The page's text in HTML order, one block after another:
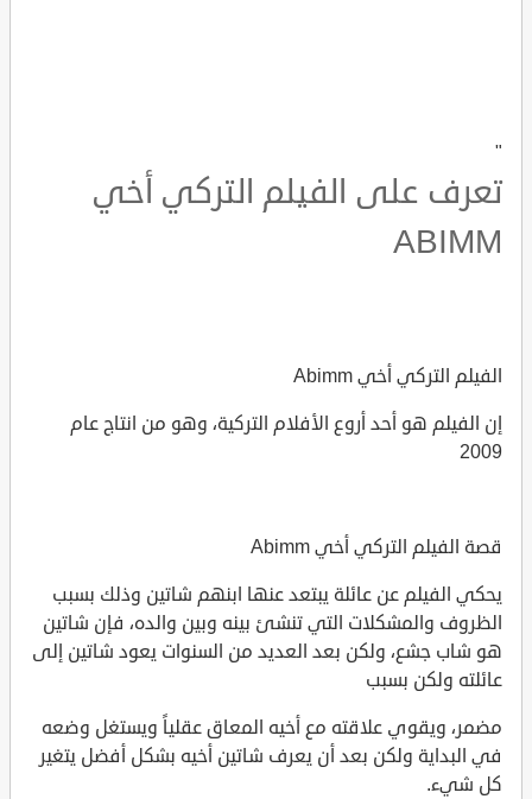
"
تعرف على الفيلم التركي أخي
ABIMM
الفيلم التركي أخي Abimm
إن الفيلم هو أحد أروع الأفلام التركية، وهو من انتاج عام
2009
قصة الفيلم التركي أخي Abimm
يحكي الفيلم عن عائلة يبتعد عنها ابنهم شاتين وذلك بسبب
الظروف والمشكلات التي تنشئ بينه وبين والده، فإن شاتين
هو شاب جشع، ولكن بعد العديد من السنوات يعود شاتين إلى
عائلته ولكن بسبب
مضمر، ويقوي علاقته مع أخيه المعاق عقلياً ويستغل وضعه
في البداية ولكن بعد أن يعرف شاتين أخيه بشكل أفضل يتغير
كل شيء.